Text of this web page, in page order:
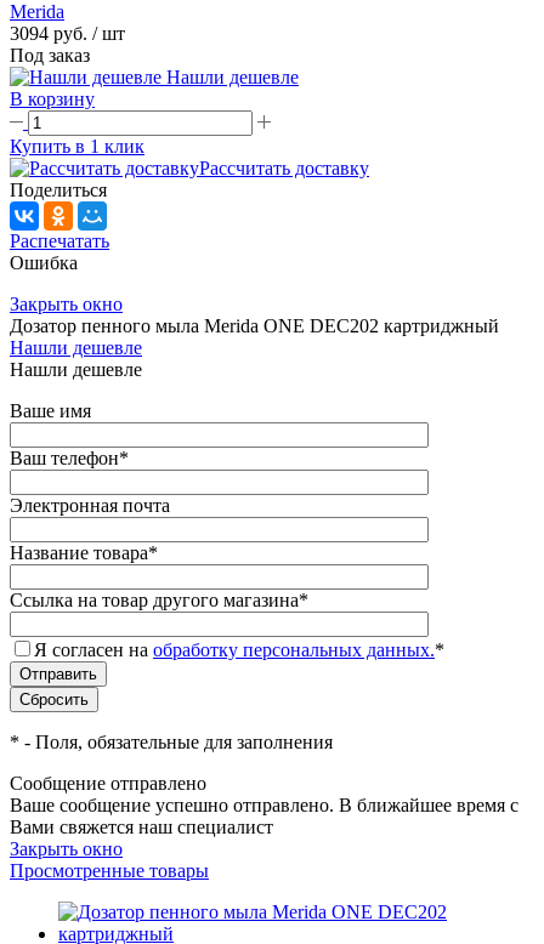
Merida
3094 руб. / шт
Под заказ
Нашли дешевле
В корзину
Купить в 1 клик
Рассчитать доставку
Поделиться
Распечатать
Ошибка
Закрыть окно
Дозатор пенного мыла Merida ONE DEC202 картриджный
Нашли дешевле
Нашли дешевле
Ваше имя
Ваш телефон*
Электронная почта
Название товара*
Ссылка на товар другого магазина*
Я согласен на обработку персональных данных.*
* - Поля, обязательные для заполнения
Сообщение отправлено
Ваше сообщение успешно отправлено. В ближайшее время с
Вами свяжется наш специалист
Закрыть окно
Просмотренные товары